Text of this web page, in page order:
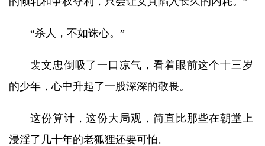
“杀人，不如诛心。”
裴文忠倒吸了一口凉气，看着眼前这个十三岁
的少年，心中升起了一股深深的敬畏。
这份算计，这份大局观，简直比那些在朝堂上
浸淫了几十年的老狐狸还要可怕。